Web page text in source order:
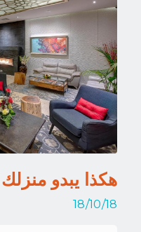
هكذا يبدو منزلك
18/10/18